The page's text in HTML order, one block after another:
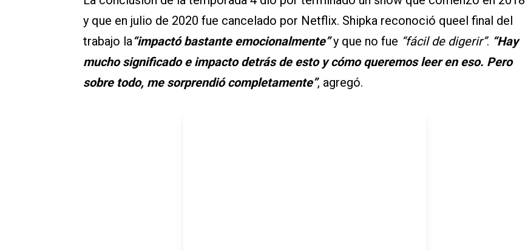
y que en julio de 2020 fue cancelado por Netflix. Shipka reconoció queel final del
trabajo la“impactó bastante emocionalmente”y que no fue “fácil de digerir”. “Hay
mucho significado e impacto detrás de esto y cómo queremos leer en eso. Pero
sobre todo, me sorprendió completamente”, agregó.